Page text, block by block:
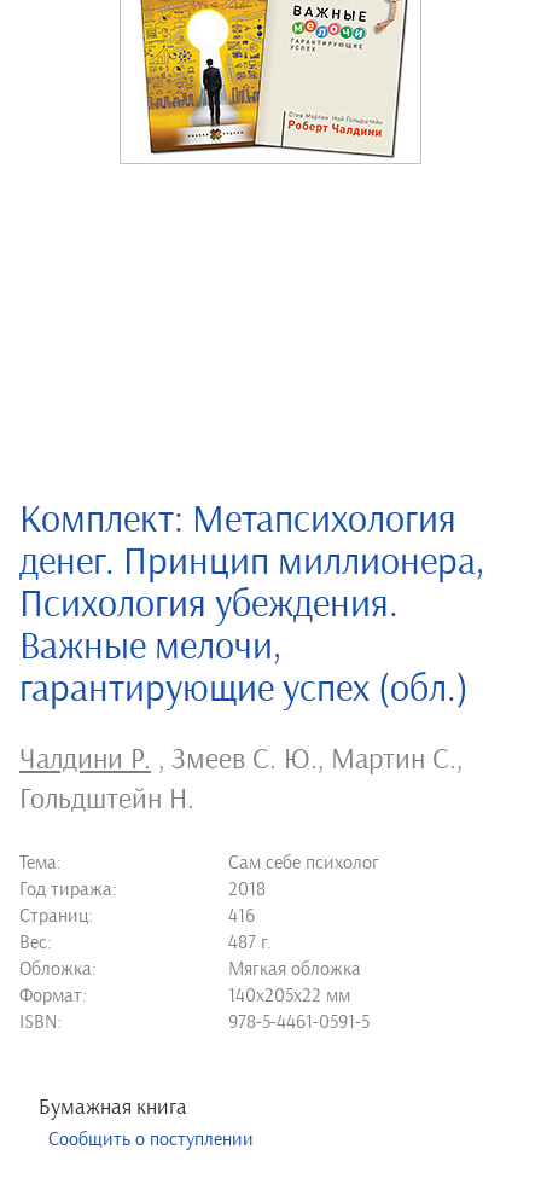
Комплект: Метапсихология
денег. Принцип миллионера,
Психология убеждения.
Важные мелочи,
гарантирующие успех (обл.)
Чалдини Р. , Змеев С. Ю., Мартин С.,
Гольдштейн Н.
Тема:
Сам себе психолог
Год тиража:
2018
Страниц:
416
Вес:
487 г.
Обложка:
Мягкая обложка
Формат:
140х205х22 мм
ISBN:
978-5-4461-0591-5
Бумажная книга
Сообщить о поступлении